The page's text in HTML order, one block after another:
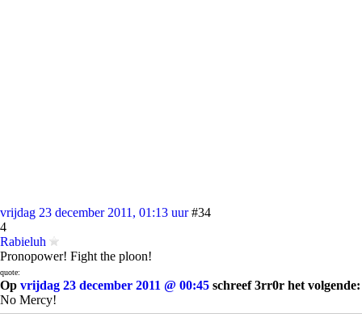
vrijdag 23 december 2011, 01:13 uur #34
4
Rabieluh
Pronopower! Fight the ploon!
quote:
Op vrijdag 23 december 2011 @ 00:45 schreef 3rr0r het volgende:
No Mercy!